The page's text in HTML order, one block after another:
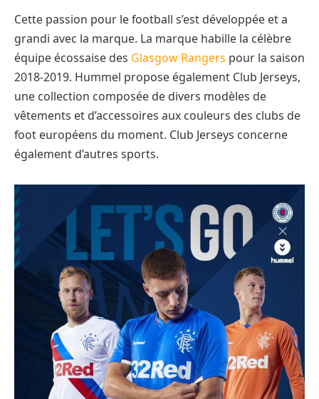
Cette passion pour le football s’est développée et a
grandi avec la marque. La marque habille la célèbre
équipe écossaise des Glasgow Rangers pour la saison
2018-2019. Hummel propose également Club Jerseys,
une collection composée de divers modèles de
vêtements et d’accessoires aux couleurs des clubs de
foot européens du moment. Club Jerseys concerne
également d’autres sports.